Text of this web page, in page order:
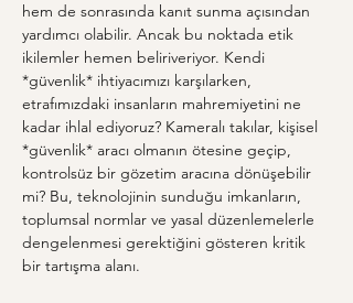
hem de sonrasında kanıt sunma açısından
yardımcı olabilir. Ancak bu noktada etik
ikilemler hemen beliriveriyor. Kendi
*güvenlik* ihtiyacımızı karşılarken,
etrafımızdaki insanların mahremiyetini ne
kadar ihlal ediyoruz? Kameralı takılar, kişisel
*güvenlik* aracı olmanın ötesine geçip,
kontrolsüz bir gözetim aracına dönüşebilir
mi? Bu, teknolojinin sunduğu imkanların,
toplumsal normlar ve yasal düzenlemelerle
dengelenmesi gerektiğini gösteren kritik
bir tartışma alanı.